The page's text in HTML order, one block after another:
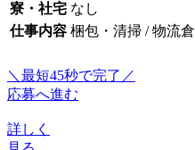
寮・社宅 なし
仕事内容 梱包・清掃 / 物流
＼最短45秒で完了／
応募へ進む
詳しく